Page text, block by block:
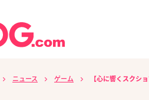
ニュース ゲーム 【心に響くスク